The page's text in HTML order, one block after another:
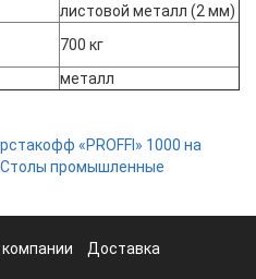
листовой металл (2 мм)
700 кг
металл
«PROFFI» 1000 на
Столы промышленные
Доставка